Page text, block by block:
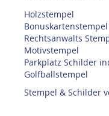
Holzstempel
Bonuskartenstempel
Rechtsanwalts
Motivstempel
Parkplatz Schilder
Golfballstempel
Stempel & Schilder